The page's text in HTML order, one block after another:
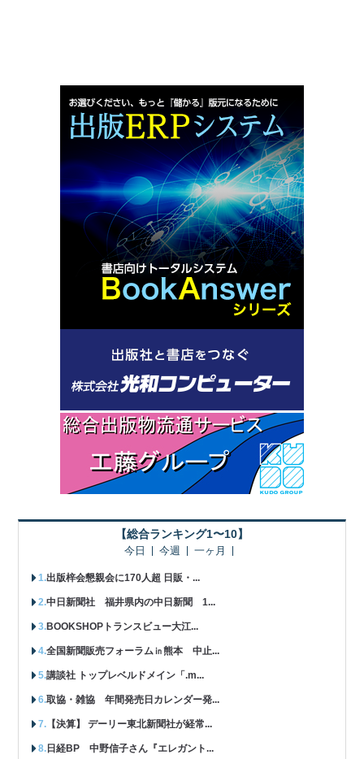
【総合ランキング1〜10】
今日 今週 一ヶ月
出版梓会懇親会に170人超 日販・...
中日新聞社 福井県内の中日新聞 1...
BOOKSHOPトランスビュー大江...
全国新聞販売フォーラム㏌熊本 中止...
講談社 トップレベルドメイン「.m...
取協・雑協 年間発売日カレンダー発...
【決算】 デーリー東北新聞社が経常...
日経BP 中野信子さん『エレガント...